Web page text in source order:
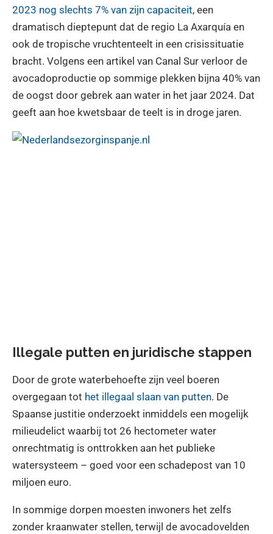
2023 nog slechts 7% van zijn capaciteit, een
dramatisch dieptepunt dat de regio La Axarquía en
ook de tropische vruchtenteelt in een crisissituatie
bracht. Volgens een artikel van Canal Sur verloor de
avocadoproductie op sommige plekken bijna 40% van
de oogst door gebrek aan water in het jaar 2024. Dat
geeft aan hoe kwetsbaar de teelt is in droge jaren.
Illegale putten en juridische stappen
Door de grote waterbehoefte zijn veel boeren
overgegaan tot het illegaal slaan van putten. De
Spaanse justitie onderzoekt inmiddels een mogelijk
milieudelict waarbij tot 26 hectometer water
onrechtmatig is onttrokken aan het publieke
watersysteem – goed voor een schadepost van 10
miljoen euro.
In sommige dorpen moesten inwoners het zelfs
zonder kraanwater stellen, terwijl de avocadovelden